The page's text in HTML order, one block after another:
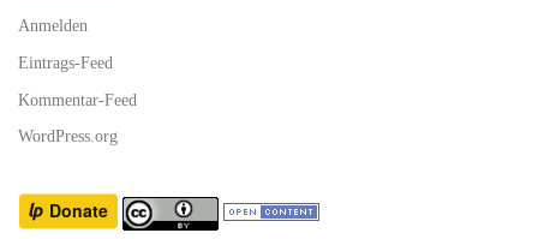
Anmelden
Eintrags-Feed
Kommentar-Feed
WordPress.org